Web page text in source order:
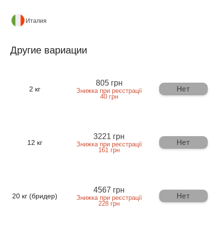
Италия
Другие вариации
2 кг
805 грн
Знижка при реєстрації
40 грн
Нет
12 кг
3221 грн
Знижка при реєстрації
161 грн
Нет
20 кг (бридер)
4567 грн
Знижка при реєстрації
228 грн
Нет